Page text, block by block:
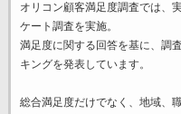
オリコン顧客満足度調査では、
ケート調査を実施。
満足度に関する回答を基に、調
キングを発表しています。
総合満足度だけでなく、地域、